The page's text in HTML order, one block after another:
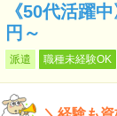
《50代活躍
円～
派遣 職種未経験OK